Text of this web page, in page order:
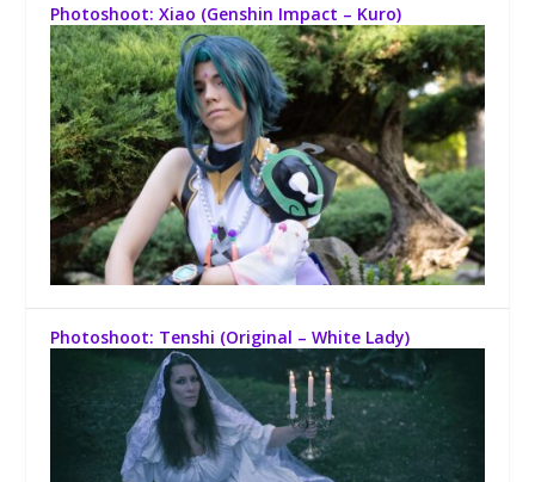
Photoshoot: Xiao (Genshin Impact – Kuro)
Photoshoot: Tenshi (Original – White Lady)